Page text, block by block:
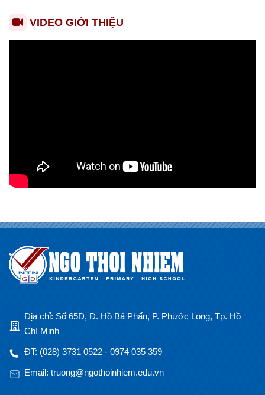
VIDEO GIỚI THIỆU
Địa chỉ: Số 65D, Đ. Hồ Bá Phấn, P. Phước Long, Tp. Hồ
Chí Minh
ĐT: (028) 3731 0522 - 0974 035 359
Email: truong@ngothoinhiem.edu.vn